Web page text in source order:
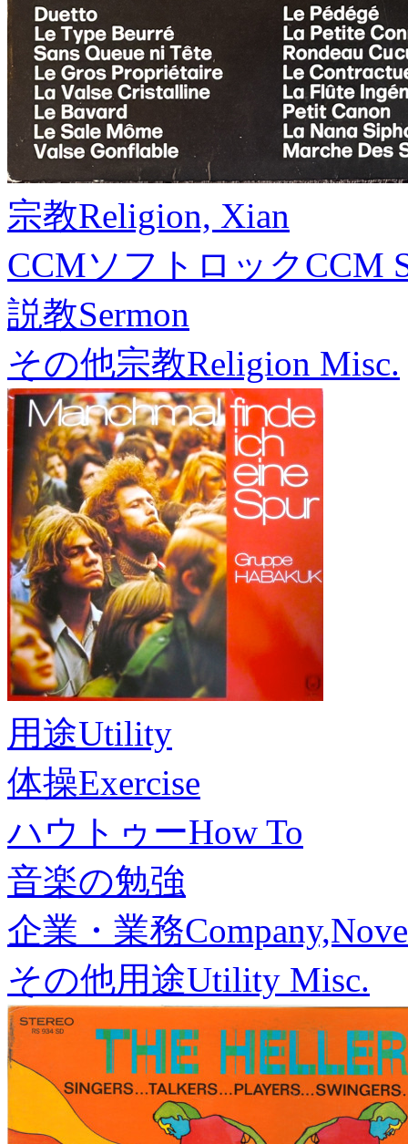
宗教Religion, Xian
CCMソフトロックCCM
説教Sermon
その他宗教Religion Misc.
用途Utility
体操Exercise
ハウトゥーHow To
音楽の勉強
企業・業務
その他用途Utility Misc.